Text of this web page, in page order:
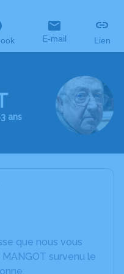
E-mail Lien
ans
que nous vous
survenu le